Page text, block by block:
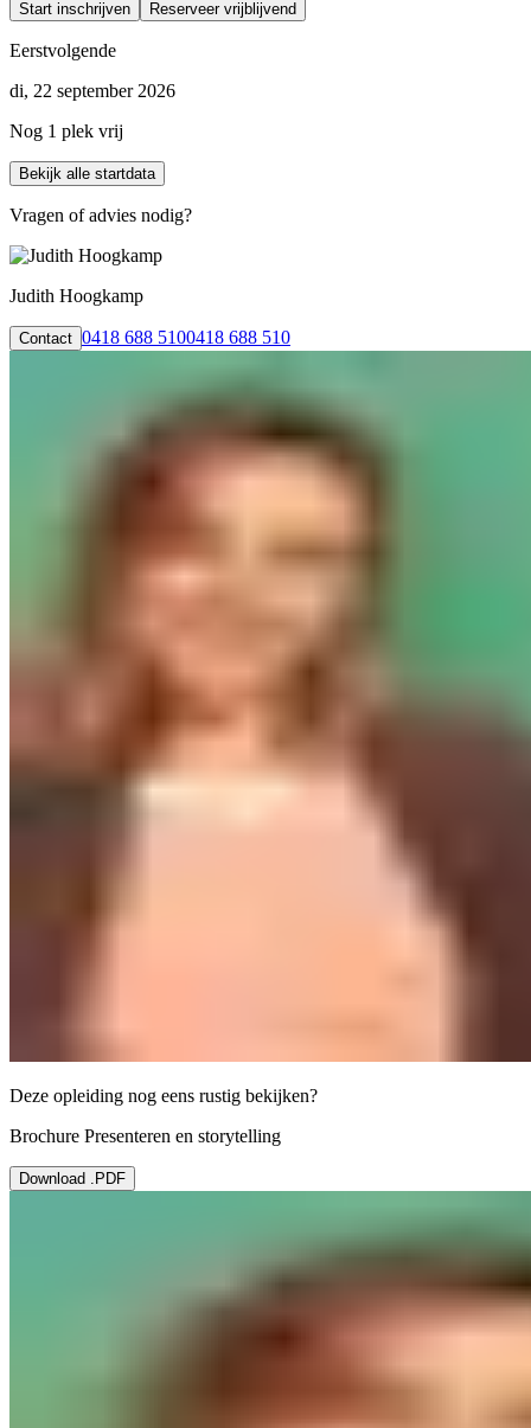
Start inschrijven Reserveer vrijblijvend
Eerstvolgende
di, 22 september 2026
Nog 1 plek vrij
Bekijk alle startdata
Vragen of advies nodig?
Judith Hoogkamp
Contact 0418 688 5100418 688 510
Deze opleiding nog eens rustig bekijken?
Brochure Presenteren en storytelling
Download .PDF